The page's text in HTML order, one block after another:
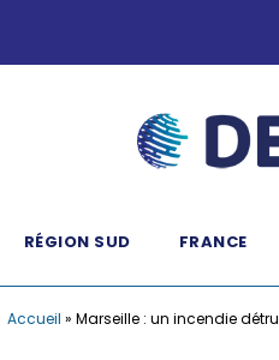
RÉGION SUD FRANCE
Accueil » Marseille : un incendie